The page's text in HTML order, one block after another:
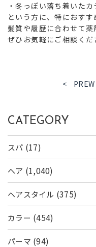
・冬っぽい落ち着いた
という方に、特におす
髪質や履歴に合わせて薬
ぜひお気軽にご相談く
< PREW
CATEGORY
スパ (17)
ヘア (1,040)
ヘアスタイル (375)
カラー (454)
パーマ (94)